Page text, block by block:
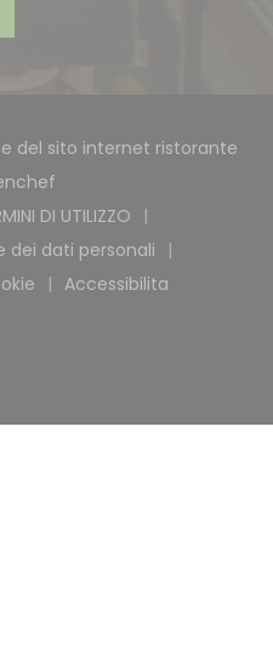
del sito internet ristorante
nuova finestra))
DI UTILIZZO
((apre una nuova
dei dati personali
((apre una nuova finestra))
una nuova finestra))
Accessibilita